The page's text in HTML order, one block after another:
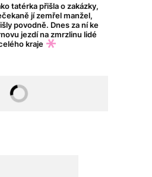
tatérka přišla o zakázky,
jí zemřel manžel,
povodně. Dnes za ní ke
jezdí na zmrzlinu lidé
kraje